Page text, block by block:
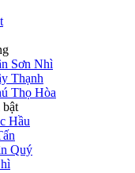
Sơn Nhì
Thạnh
Thọ Hòa
Hầu
Quý